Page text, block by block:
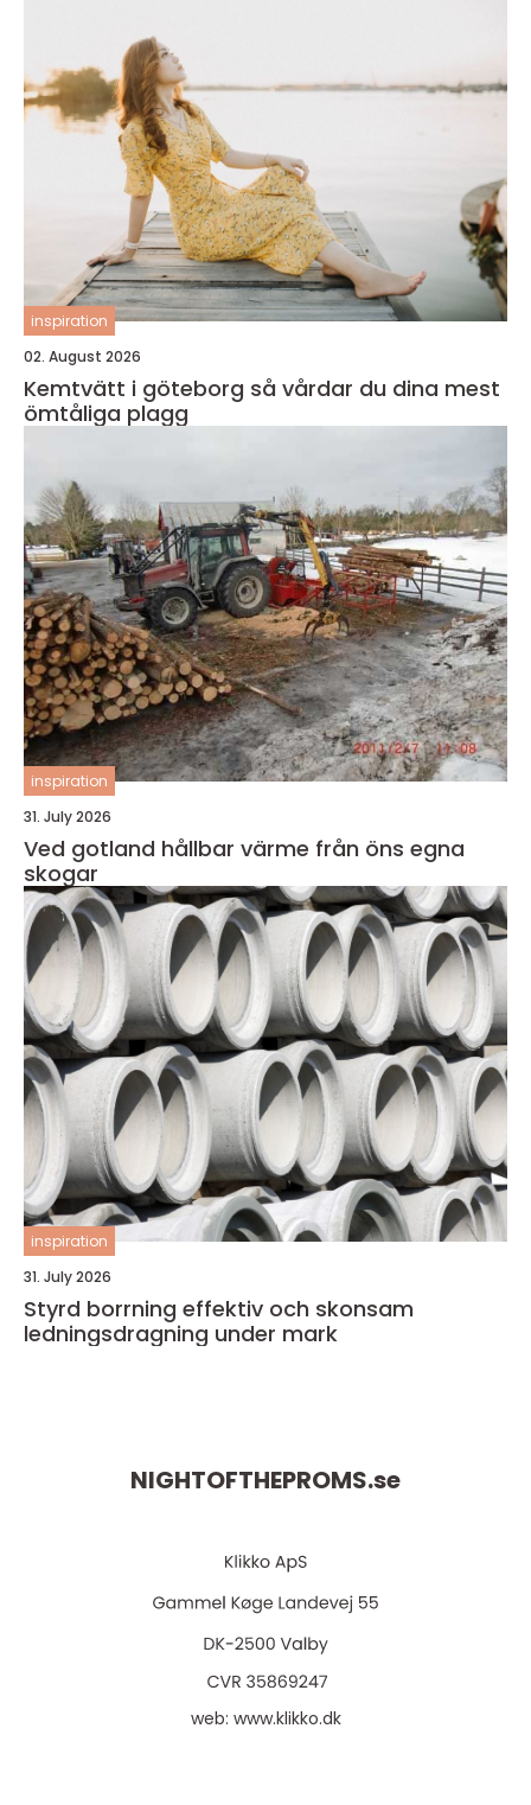
inspiration
02. August 2026
Kemtvätt i göteborg så vårdar du dina mest
ömtåliga plagg
inspiration
31. July 2026
Ved gotland hållbar värme från öns egna
skogar
inspiration
31. July 2026
Styrd borrning effektiv och skonsam
ledningsdragning under mark
NIGHTOFTHEPROMS.se
web: www.klikko.dk